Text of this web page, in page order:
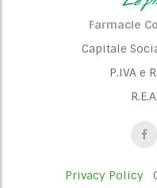
Farmacie
Capitale
P.IVA e
Privacy Policy